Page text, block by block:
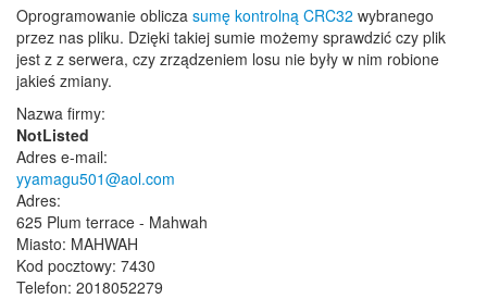
Oprogramowanie oblicza sumę kontrolną CRC32 wybranego
przez nas pliku. Dzięki takiej sumie możemy sprawdzić czy plik
jest z z serwera, czy zrządzeniem losu nie były w nim robione
jakieś zmiany.
Nazwa firmy:
NotListed
Adres e-mail:
yyamagu501@aol.com
Adres:
625 Plum terrace - Mahwah
Miasto: MAHWAH
Kod pocztowy: 7430
Telefon: 2018052279